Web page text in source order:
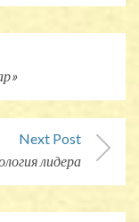
Next Post
лидера